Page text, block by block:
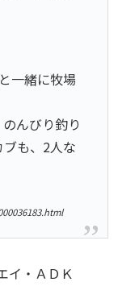
一緒に牧場
んびり釣り
も、2人な
イ・ＡＤＫ